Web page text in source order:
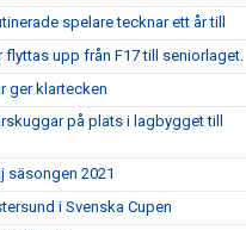
spelare tecknar ett år till
flyttas upp från F17 till seniorlaget.
ger klartecken
på plats i lagbygget till
säsongen 2021
i Svenska Cupen